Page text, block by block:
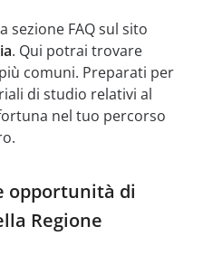
sezione FAQ sul sito
. Qui potrai trovare
comuni. Preparati per
di studio relativi al
nel tuo percorso
opportunità di
Regione